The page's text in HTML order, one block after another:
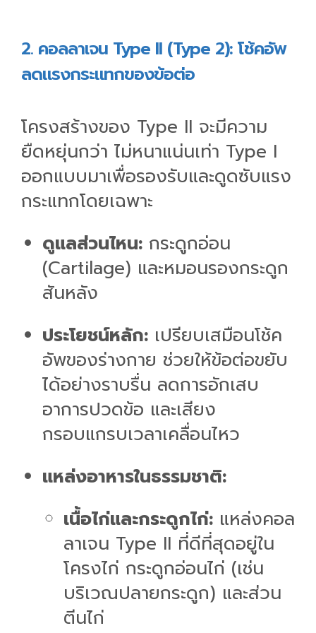
2. คอลลาเจน Type II (Type 2): โช้คอัพ
ลดแรงกระแทกของข้อต่อ
โครงสร้างของ Type II จะมีความ
ยืดหยุ่นกว่า ไม่หนาแน่นเท่า Type I
ออกแบบมาเพื่อรองรับและดูดซับแรง
กระแทกโดยเฉพาะ
ดูแลส่วนไหน: กระดูกอ่อน
(Cartilage) และหมอนรองกระดูก
สันหลัง
ประโยชน์หลัก: เปรียบเสมือนโช้ค
อัพของร่างกาย ช่วยให้ข้อต่อขยับ
ได้อย่างราบรื่น ลดการอักเสบ
อาการปวดข้อ และเสียง
กรอบแกรบเวลาเคลื่อนไหว
แหล่งอาหารในธรรมชาติ:
เนื้อไก่และกระดูกไก่: แหล่งคอล
ลาเจน Type II ที่ดีที่สุดอยู่ใน
โครงไก่ กระดูกอ่อนไก่ (เช่น
บริเวณปลายกระดูก) และส่วน
ตีนไก่